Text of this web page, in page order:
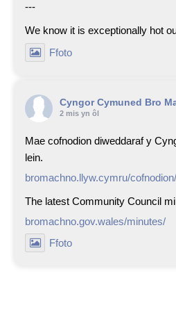
---
We know it is exceptionally hot
Ffoto
Cyngor Cymuned Bro
2 mis yn ôl
Mae cofnodion diweddaraf y
lein.
bromachno.llyw.cymru/cofnodion/
The latest Community Council
bromachno.gov.wales/minutes/
Ffoto